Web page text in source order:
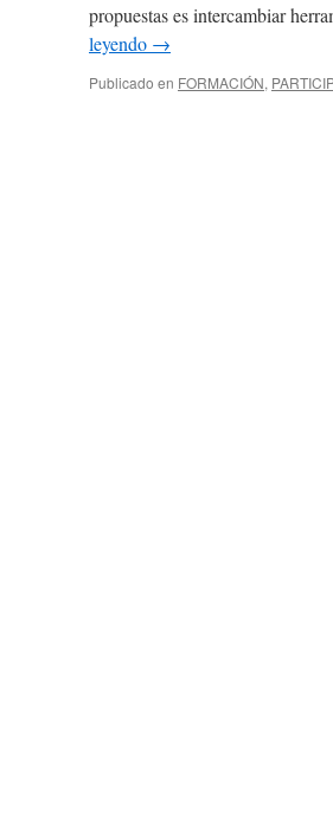
propuestas es intercambiar
leyendo →
Publicado en FORMACIÓN,